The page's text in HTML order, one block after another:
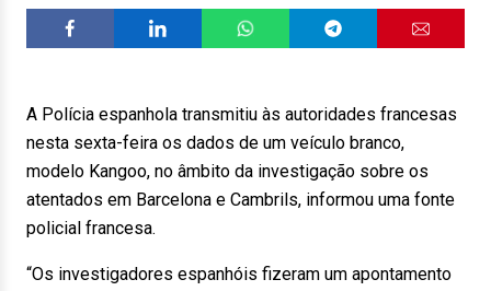
A Polícia espanhola transmitiu às autoridades francesas
nesta sexta-feira os dados de um veículo branco,
modelo Kangoo, no âmbito da investigação sobre os
atentados em Barcelona e Cambrils, informou uma fonte
policial francesa.
“Os investigadores espanhóis fizeram um apontamento